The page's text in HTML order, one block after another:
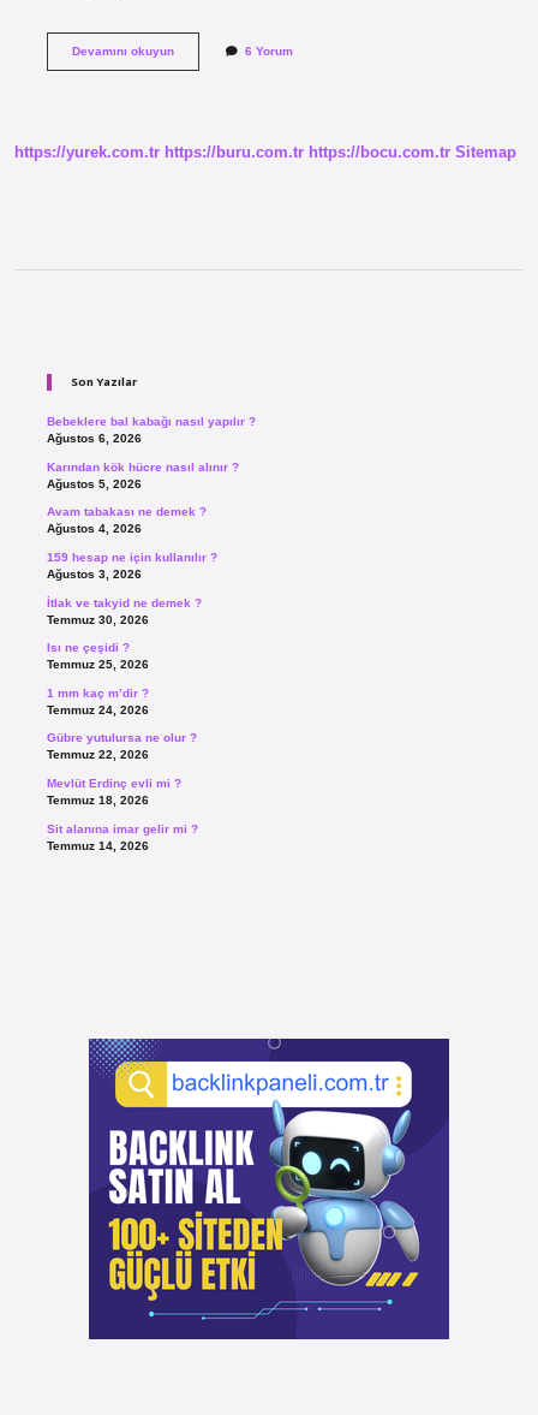
Devamını okuyunKefken
6 Yorum
https://yurek.com.tr https://buru.com.tr https://bocu.com.tr Sitemap
Son Yazılar
Bebeklere bal kabağı nasıl yapılır ?
Ağustos 6, 2026
Karından kök hücre nasıl alınır ?
Ağustos 5, 2026
Avam tabakası ne demek ?
Ağustos 4, 2026
159 hesap ne için kullanılır ?
Ağustos 3, 2026
İtlak ve takyid ne demek ?
Temmuz 30, 2026
Isı ne çeşidi ?
Temmuz 25, 2026
1 mm kaç m’dir ?
Temmuz 24, 2026
Gübre yutulursa ne olur ?
Temmuz 22, 2026
Mevlüt Erdinç evli mi ?
Temmuz 18, 2026
Sit alanına imar gelir mi ?
Temmuz 14, 2026